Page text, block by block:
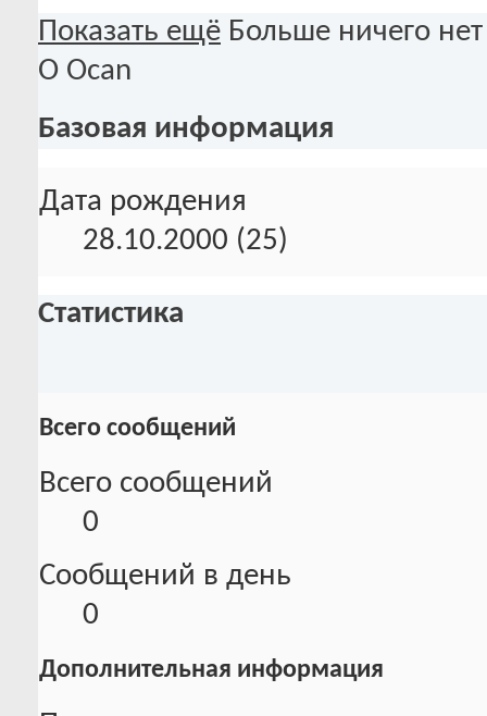
Показать ещё Больше ничего нет
О Ocan
Базовая информация
Дата рождения
28.10.2000 (25)
Статистика
Всего сообщений
Всего сообщений
0
Сообщений в день
0
Дополнительная информация